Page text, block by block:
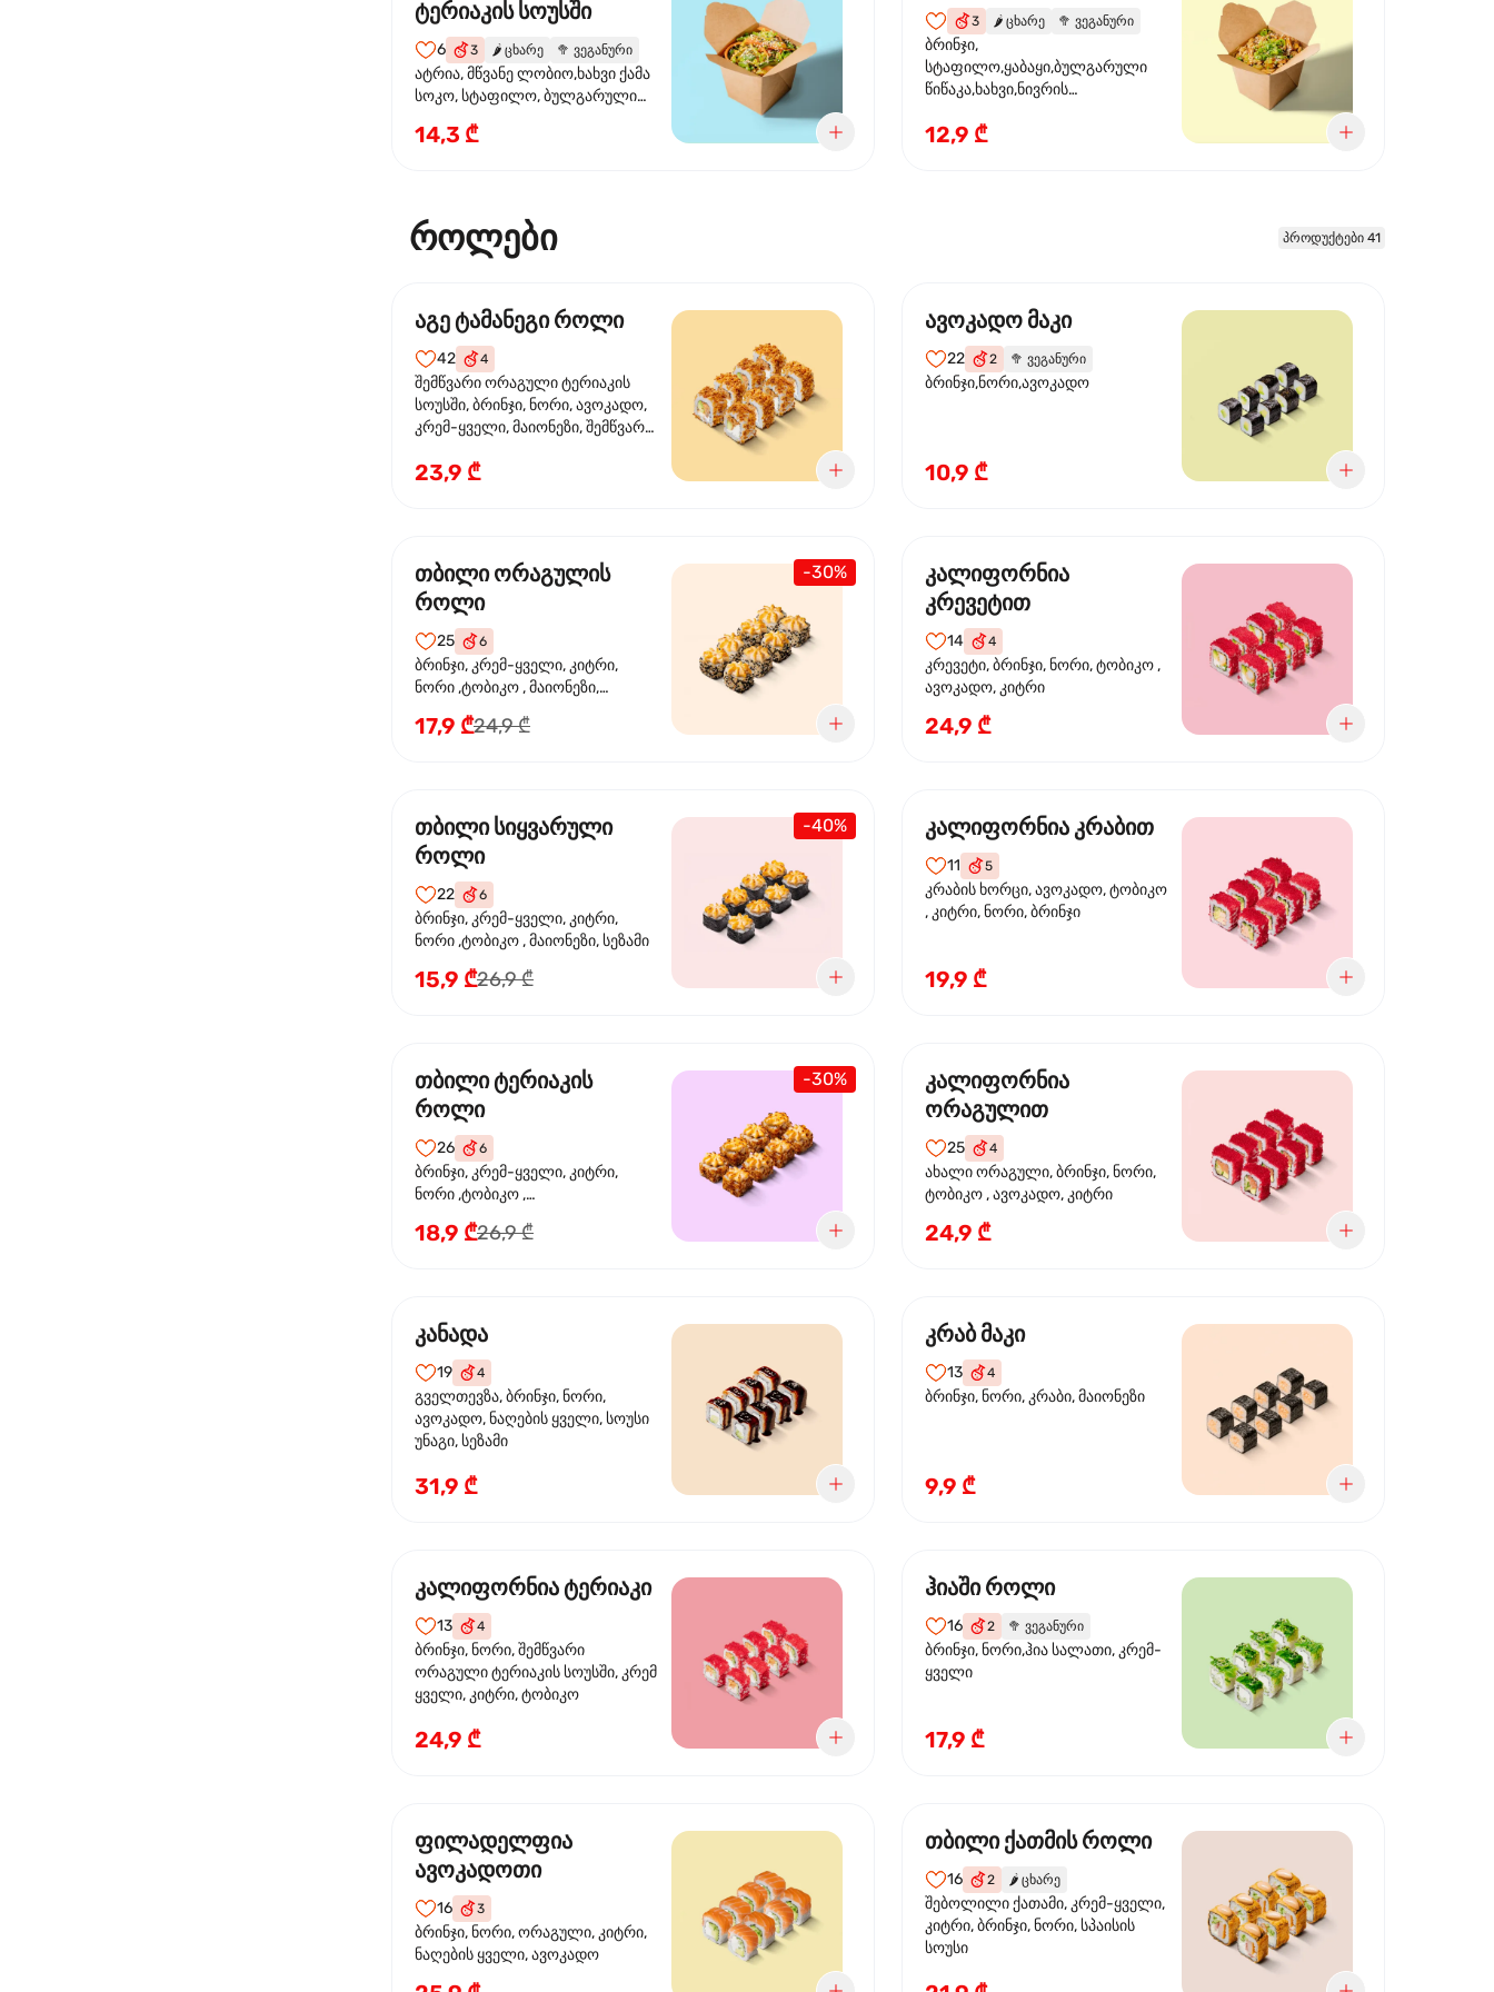
ტერიაკის სოუსში
6 3 🌶️ ცხარე 🥦 ვეგანური
ატრია, მწვანე ლობიო,ხახვი ქამა
სოკო, სტაფილო, ბულგარული
ტერიაკის სოუსი, ყაბაყი
14,3 ₾
3 🌶️ ცხარე 🥦 ვეგანური
ბრინჯი,
სტაფილო,ყაბაყი,ბულგარული
წიწაკა,ხახვი,ნივრის
სოუსი., მწვანე ხახვი,სეზამის
12,9 ₾
როლები პროდუქტები 41
აგე ტამანეგი როლი
42 4
შემწვარი ორაგული ტერიაკის
სოუსში, ბრინჯი, ნორი, ავოკადო,
კრემ-ყველი, მაიონეზი, შემწვარი
23,9 ₾
ავოკადო მაკი
22 2 🥦 ვეგანური
ბრინჯი,ნორი,ავოკადო
10,9 ₾
-30%
თბილი ორაგულის
როლი
25 6
ბრინჯი, კრემ-ყველი, კიტრი,
ნორი ,ტობიკო , მაიონეზი,
ფოთოლი
17,9 ₾24,9 ₾
კალიფორნია
კრევეტით
14 4
კრევეტი, ბრინჯი, ნორი, ტობიკო ,
ავოკადო, კიტრი
24,9 ₾
-40%
თბილი სიყვარული
როლი
22 6
ბრინჯი, კრემ-ყველი, კიტრი,
ნორი ,ტობიკო , მაიონეზი, სეზამი
15,9 ₾26,9 ₾
კალიფორნია კრაბით
11 5
კრაბის ხორცი, ავოკადო, ტობიკო
, კიტრი, ნორი, ბრინჯი
19,9 ₾
-30%
თბილი ტერიაკის
როლი
26 6
ბრინჯი, კრემ-ყველი, კიტრი,
ნორი ,ტობიკო ,
სეზამი, ტერიაკის სოუსი
18,9 ₾26,9 ₾
კალიფორნია
ორაგულით
25 4
ახალი ორაგული, ბრინჯი, ნორი,
ტობიკო , ავოკადო, კიტრი
24,9 ₾
კანადა
19 4
გველთევზა, ბრინჯი, ნორი,
ავოკადო, ნაღების ყველი, სოუსი
უნაგი, სეზამი
31,9 ₾
კრაბ მაკი
13 4
ბრინჯი, ნორი, კრაბი, მაიონეზი
9,9 ₾
კალიფორნია ტერიაკი
13 4
ბრინჯი, ნორი, შემწვარი
ორაგული ტერიაკის სოუსში, კრემ
ყველი, კიტრი, ტობიკო
24,9 ₾
ჰიაში როლი
16 2 🥦 ვეგანური
ბრინჯი, ნორი,ჰია სალათი, კრემ-
ყველი
17,9 ₾
ფილადელფია
ავოკადოთი
16 3
ბრინჯი, ნორი, ორაგული, კიტრი,
ნაღების ყველი, ავოკადო
თბილი ქათმის როლი
16 2 🌶️ ცხარე
შებოლილი ქათამი, კრემ-ყველი,
კიტრი, ბრინჯი, ნორი, სპაისის
სოუსი